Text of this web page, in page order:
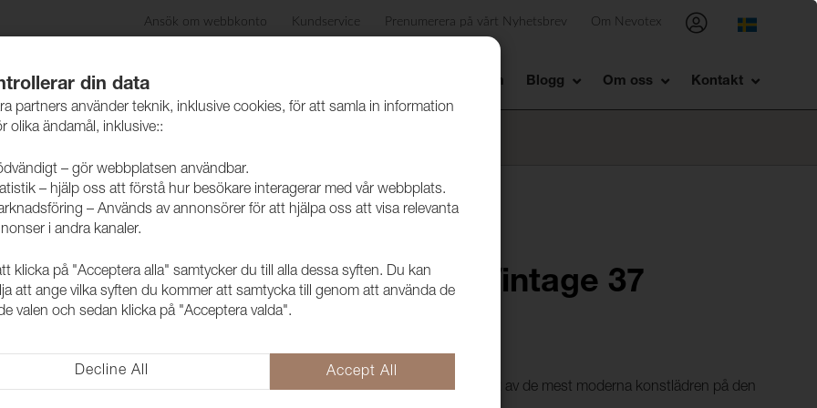
Ansök om webbkonto Kundservice Prenumerera på vårt Nyhetsbrev Om Nevotex
Produkter Skötselråd Showroom Blogg Om oss Kontakt
Konstläder Fjord Vintage 37
Moss
Fjord Vintage är OEKO-TEX® certifierat och ett av de mest moderna konstlädren på den
din data
partners använder teknik, inklusive cookies, för att samla in information
olika ändamål, inklusive::
– gör webbplatsen användbar.
– hjälp oss att förstå hur besökare interagerar med vår webbplats.
– Används av annonsörer för att hjälpa oss att visa relevanta
i andra kanaler.
klicka på "Acceptera alla" samtycker du till alla dessa syften. Du kan
att ange vilka syften du kommer att samtycka till genom att använda de
valen och sedan klicka på "Acceptera valda".
Decline All Accept All